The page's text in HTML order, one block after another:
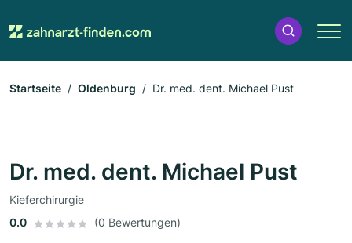
Startseite Oldenburg Dr. med. dent. Michael Pust
Dr. med. dent. Michael Pust
Kieferchirurgie
0.0
(0 Bewertungen)